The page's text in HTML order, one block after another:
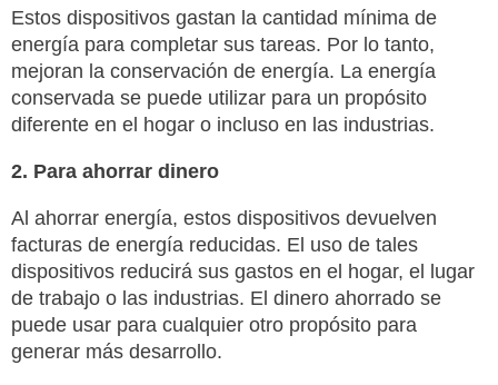
Estos dispositivos gastan la cantidad mínima de
energía para completar sus tareas. Por lo tanto,
mejoran la conservación de energía. La energía
conservada se puede utilizar para un propósito
diferente en el hogar o incluso en las industrias.
2. Para ahorrar dinero
Al ahorrar energía, estos dispositivos devuelven
facturas de energía reducidas. El uso de tales
dispositivos reducirá sus gastos en el hogar, el lugar
de trabajo o las industrias. El dinero ahorrado se
puede usar para cualquier otro propósito para
generar más desarrollo.